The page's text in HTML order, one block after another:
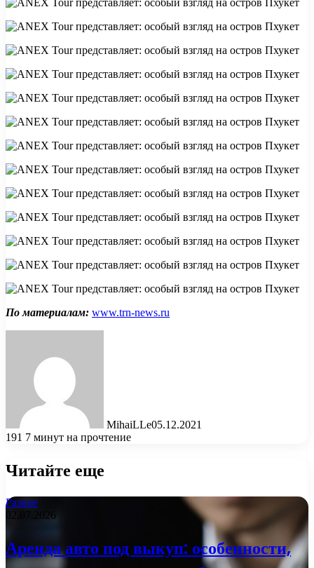
По материалам: www.trn-news.ru
MihaiLLe05.12.2021
191 7 минут на прочтение
Читайте еще
Разное
02.07.2026
Аренда авто под выкуп: особенности,